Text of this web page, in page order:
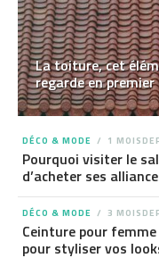
La toiture, cet
regarde en premier
DÉCO & MODE 1
Pourquoi visiter le
d’acheter ses
DÉCO & MODE 3
Ceinture pour
pour styliser vos